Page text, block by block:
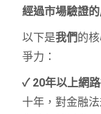
經過市場驗證
以下是我們的
爭力：
✓ 20年以上網
十年，對金融